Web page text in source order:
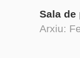
Sala de
Arxiu: